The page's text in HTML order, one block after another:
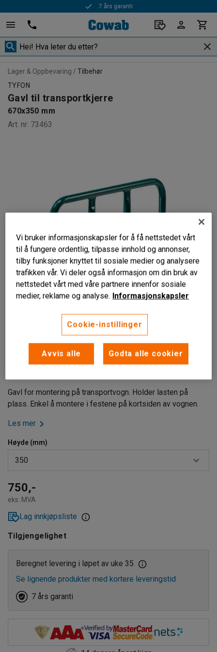
7 års garanti
Lager & Oppbevaring
Tilbehør
TYFON
Gavl til transportkjerre
670x350 mm
Art. nr: 73463
Liknende produkter
Sikrer lasten
Gavl for montering på transportvogn. Holder lasten på
plass. Enkel å montere i festene på kortsiden av vognen.
Les mer
Høyde (mm)
350
350
1000
750,-
eks. MVA
Lag innkjøpsliste
Tilgjengelighet
Beregnet levering i løpet av uke 35
Se lignende produkter med kortere leveringstid
7 års garanti
Vi bruker informasjonskapsler for å få nettstedet vårt
til å fungere ordentlig, tilpasse innhold og annonser,
tilby funksjoner knyttet til sosiale medier og analysere
trafikken vår. Vi deler også informasjon om din bruk av
nettstedet vårt med våre partnere innenfor sosiale
medier, reklame og analyse. Informasjonskapsler
Cookie-instillinger
Avvis alle Godta alle cookier